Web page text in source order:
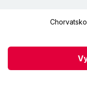
Chorvatsko